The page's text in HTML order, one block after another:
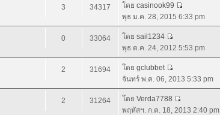
3 34317 โดย casinook99
พุธ ม.ค. 28, 2015 6:33 pm
0 33064 โดย sail1234
พุธ ต.ค. 24, 2012 5:53 pm
2 31694 โดย gclubbet
จันทร์ พ.ค. 06, 2013 5:33 pm
2 31264 โดย Verda7788
พฤหัสฯ. ก.ค. 18, 2013 2:40 pm